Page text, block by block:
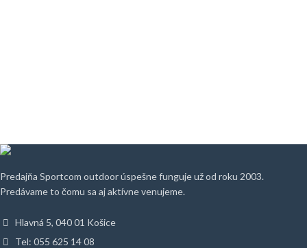
Predajňa Sportcom outdoor úspešne funguje už od roku 2003.
Predávame to čomu sa aj aktívne venujeme.
Hlavná 5, 040 01 Košice
Tel: 055 625 14 08